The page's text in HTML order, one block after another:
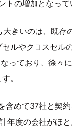
の増加となって
大きいのは、既存
ルやクロスセル
っており、徐々
。
含めて37社と契
年度の会社がほ